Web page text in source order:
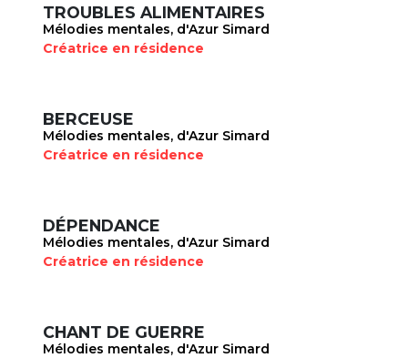
TROUBLES ALIMENTAIRES
Mélodies mentales, d'Azur Simard
Créatrice en résidence
BERCEUSE
Mélodies mentales, d'Azur Simard
Créatrice en résidence
DÉPENDANCE
Mélodies mentales, d'Azur Simard
Créatrice en résidence
CHANT DE GUERRE
Mélodies mentales, d'Azur Simard